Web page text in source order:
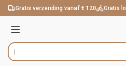
Ga naar de inhoud
Gratis verzending vanaf € 120 Gratis
Menu
Product, merk, categorie...